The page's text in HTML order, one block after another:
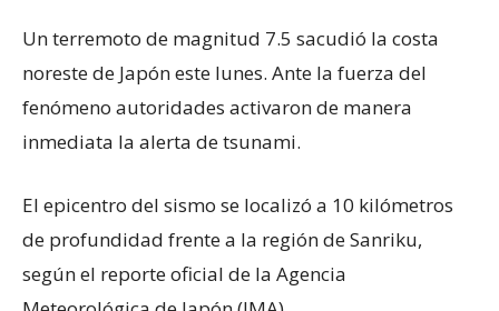
Un terremoto de magnitud 7.5 sacudió la costa
noreste de Japón este lunes. Ante la fuerza del
fenómeno autoridades activaron de manera
inmediata la alerta de tsunami.
El epicentro del sismo se localizó a 10 kilómetros
de profundidad frente a la región de Sanriku,
según el reporte oficial de la Agencia